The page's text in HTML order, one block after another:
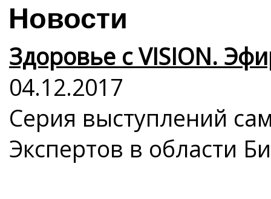
Новости
Здоровье с VISION.
04.12.2017
Серия выступлений
Экспертов в области